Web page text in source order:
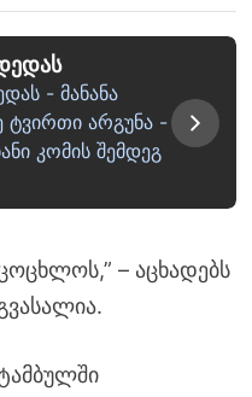
- მანანა
ტვირთი არგუნა -
კომის შემდეგ
– აცხადებს